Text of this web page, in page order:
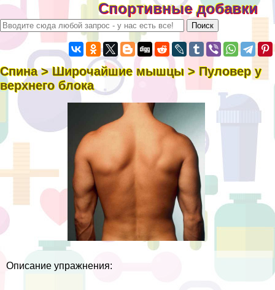
Спортивные добавки
Спина > Широчайшие мышцы > Пуловер у
верхнего блока
Описание упражнения: